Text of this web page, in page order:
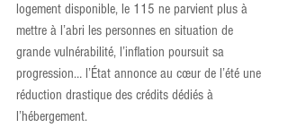
logement disponible, le 115 ne parvient plus à
mettre à l’abri les personnes en situation de
grande vulnérabilité, l’inflation poursuit sa
progression… l’État annonce au cœur de l’été une
réduction drastique des crédits dédiés à
l’hébergement.